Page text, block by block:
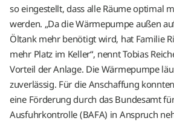
so eingestellt, dass alle Räume optimal
werden. „Da die Wärmepumpe außen
Öltank mehr benötigt wird, hat Familie
mehr Platz im Keller“, nennt Tobias
Vorteil der Anlage. Die Wärmepumpe
zuverlässig. Für die Anschaffung
eine Förderung durch das Bundesamt
Ausfuhrkontrolle (BAFA) in Anspruch